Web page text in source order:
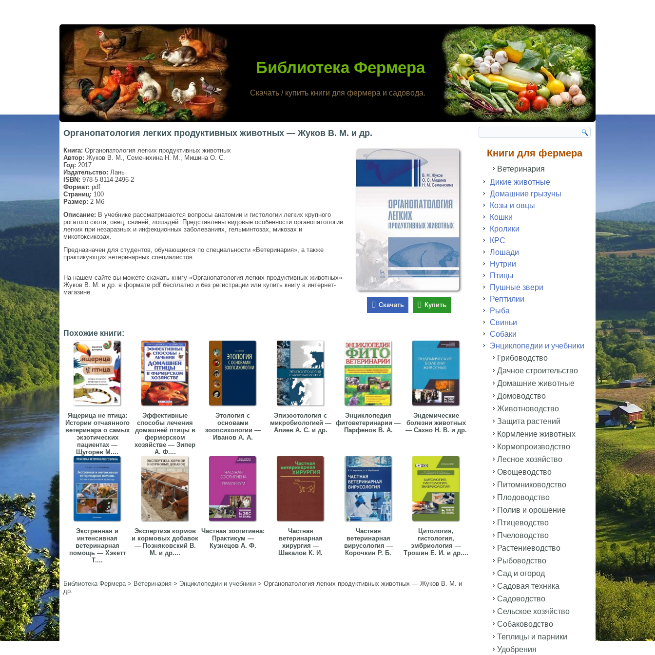
Библиотека Фермера
Скачать / купить книги для фермера и садовода.
Органопатология легких продуктивных животных — Жуков В. М. и др.
Скачать Купить
Книга: Органопатология легких продуктивных животных
Автор: Жуков В. М., Семенихина Н. М., Мишина О. С.
Год: 2017
Издательство: Лань
ISBN: 978-5-8114-2496-2
Формат: pdf
Страниц: 100
Размер: 2 Мб
Описание: В учебнике рассматриваются вопросы анатомии и гистологии легких крупного
рогатого скота, овец, свиней, лошадей. Представлены видовые особенности органопатологии
легких при незаразных и инфекционных заболеваниях, гельминтозах, микозах и
микотоксикозах.
Предназначен для студентов, обучающихся по специальности «Ветеринария», а также
практикующих ветеринарных специалистов.
На нашем сайте вы можете скачать книгу «Органопатология легких продуктивных животных»
Жуков В. М. и др. в формате pdf бесплатно и без регистрации или купить книгу в интернет-
магазине.
Похожие книги:
Ящерица не птица:
Истории отчаянного
ветеринара о самых
экзотических
пациентах —
Щугорев М....
Эффективные
способы лечения
домашней птицы в
фермерском
хозяйстве — Зипер
А. Ф....
Этология с
основами
зоопсихологии —
Иванов А. А.
Эпизоотология с
микробиологией —
Алиев А. С. и др.
Энциклопедия
фитоветеринарии —
Парфенов В. А.
Эндемические
болезни животных
— Сахно Н. В. и др.
Экстренная и
интенсивная
ветеринарная
помощь — Хэкетт
Т....
Экспертиза кормов
и кормовых добавок
— Позняковский В.
М. и др....
Частная зоогигиена:
Практикум —
Кузнецов А. Ф.
Частная
ветеринарная
хирургия —
Шакалов К. И.
Частная
ветеринарная
вирусология —
Корочкин Р. Б.
Цитология,
гистология,
эмбриология —
Трошин Е. И. и др....
Библиотека Фермера> Ветеринария > Энциклопедии и учебники > Органопатология легких продуктивных животных — Жуков В. М. и
др.
Книги для фермера
Ветеринария
Дикие животные
Домашние грызуны
Козы и овцы
Кошки
Кролики
КРС
Лошади
Нутрии
Птицы
Пушные звери
Рептилии
Рыба
Свиньи
Собаки
Энциклопедии и учебники
Грибоводство
Дачное строительство
Домашние животные
Домоводство
Животноводство
Защита растений
Кормление животных
Кормопроизводство
Лесное хозяйство
Овощеводство
Питомниководство
Плодоводство
Полив и орошение
Птицеводство
Пчеловодство
Растениеводство
Рыбоводство
Сад и огород
Садовая техника
Садоводство
Сельское хозяйство
Собаководство
Теплицы и парники
Удобрения